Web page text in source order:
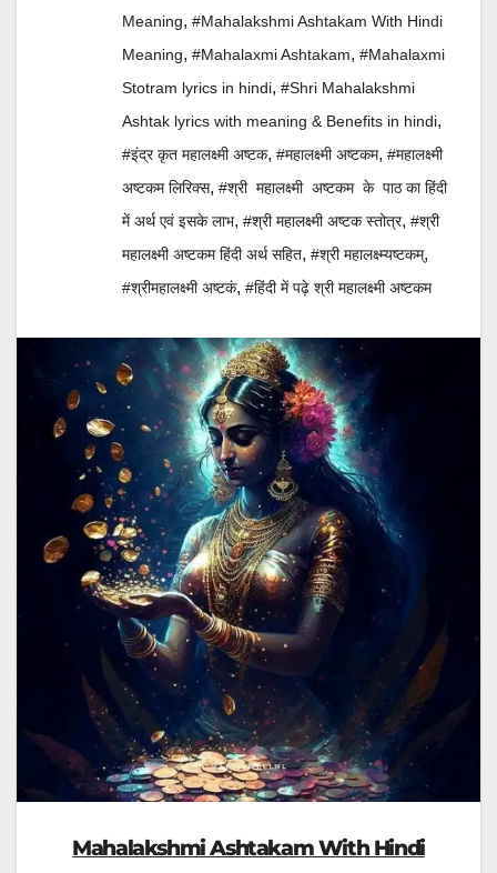
Meaning, #Mahalakshmi Ashtakam With Hindi
Meaning, #Mahalaxmi Ashtakam, #Mahalaxmi
Stotram lyrics in hindi, #Shri Mahalakshmi
Ashtak lyrics with meaning & Benefits in hindi,
#इंद्र कृत महालक्ष्मी अष्टक, #महालक्ष्मी अष्टकम, #महालक्ष्मी
अष्टकम लिरिक्स, #श्री महालक्ष्मी अष्टकम के पाठ का हिंदी
में अर्थ एवं इसके लाभ, #श्री महालक्ष्मी अष्टक स्तोत्र, #श्री
महालक्ष्मी अष्टकम हिंदी अर्थ सहित, #श्री महालक्ष्म्यष्टकम्,
#श्रीमहालक्ष्मी अष्टकं, #हिंदी में पढ़े श्री महालक्ष्मी अष्टकम
Mahalakshmi Ashtakam With Hindi